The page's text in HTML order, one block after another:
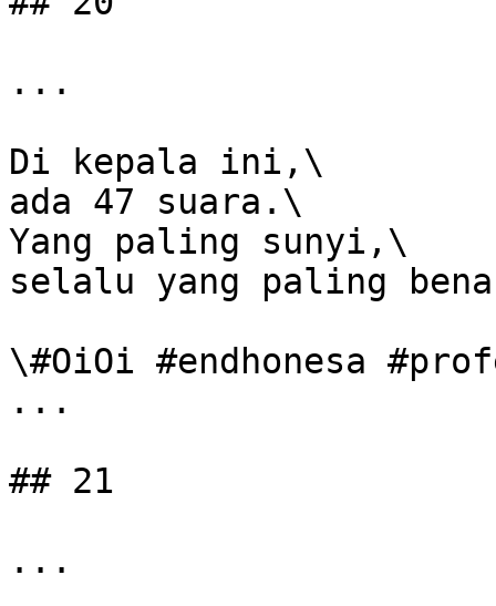
...
Di kepala ini,\
ada 47 suara.\
Yang paling sunyi,\
selalu yang paling
\#OiOi #endhonesa
...
## 21
...